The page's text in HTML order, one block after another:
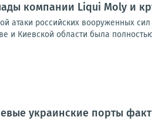
компании Liqui Moly и
атаки российских вооруженных
и Киевской области была
украинские порты